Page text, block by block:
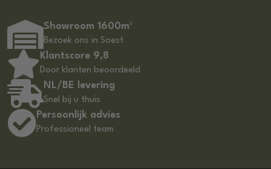
Showroom 1600m²
Bezoek ons in Soest
Klantscore 9,8
Door klanten beoordeeld
NL/BE levering
Snel bij u thuis
Persoonlijk advies
Professioneel team